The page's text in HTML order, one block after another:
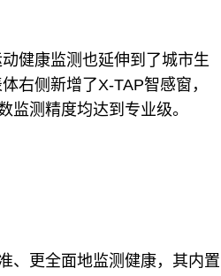
健康监测也延伸到了城市生
右侧新增了X-TAP智感窗，
监测精度均达到专业级。
、更全面地监测健康，其内置